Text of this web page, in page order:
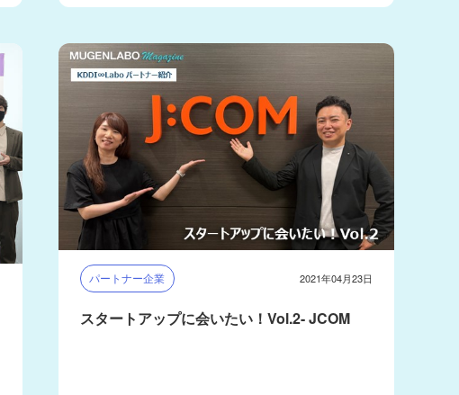
パートナー企業 2021年04月23日
スタートアップに会いたい！Vol.2- JCOM